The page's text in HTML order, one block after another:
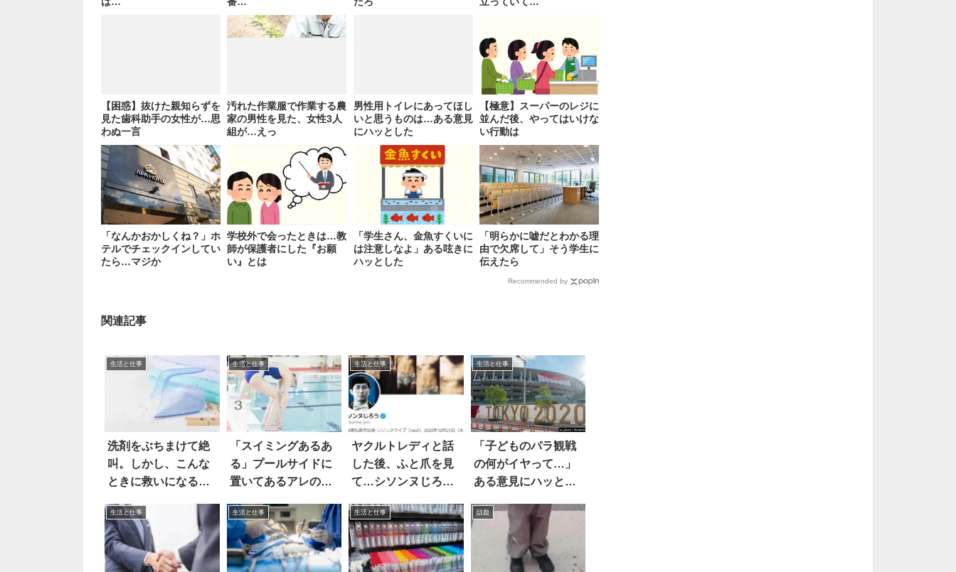
【困惑】抜けた親知らずを
見た歯科助手の女性が…思
わぬ一言
汚れた作業服で作業する農
家の男性を見た、女性3人
組が…えっ
男性用トイレにあってほし
いと思うものは…ある意見
にハッとした
【極意】スーパーのレジに
並んだ後、やってはいけな
い行動は
「なんかおかしくね？」ホ
テルでチェックインしてい
たら…マジか
学校外で会ったときは…教
師が保護者にした『お願
い』とは
「学生さん、金魚すくいに
は注意しなよ」ある呟きに
ハッとした
「明らかに嘘だとわかる理
由で欠席して」そう学生に
伝えたら
Recommended by
関連記事
生活と仕事
洗剤をぶちまけて絶
叫。しかし、こんな
ときに救いになるの
生活と仕事
「スイミングあるあ
る」プールサイドに
置いてあるアレの正
生活と仕事
ヤクルトレディと話
した後、ふと爪を見
て…シソンヌじろう
生活と仕事
「子どものパラ観戦
の何がイヤって…」
ある意見にハッとし
生活と仕事 生活と仕事 生活と仕事 話題